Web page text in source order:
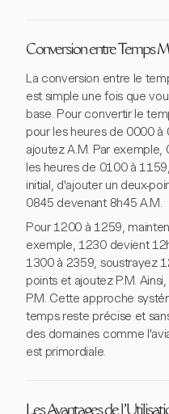
Conversion entre Temps
La conversion entre le
est simple une fois que
base. Pour convertir le
pour les heures de 0000
ajoutez A.M. Par
les heures de 0100 à
initial, d'ajouter un deux-
0845 devenant 8h45 A.M.
Pour 1200 à 1259,
exemple, 1230 devient
1300 à 2359, soustrayez
points et ajoutez P.M.
P.M. Cette approche
temps reste précise et
des domaines comme
est primordiale.